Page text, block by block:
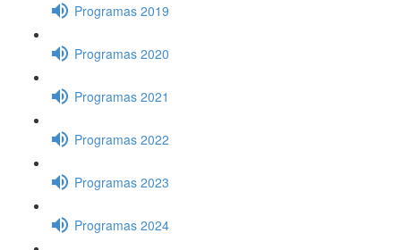
Programas 2019
Programas 2020
Programas 2021
Programas 2022
Programas 2023
Programas 2024